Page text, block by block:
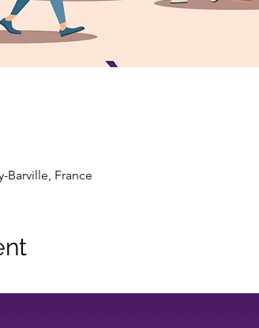
Barville, France